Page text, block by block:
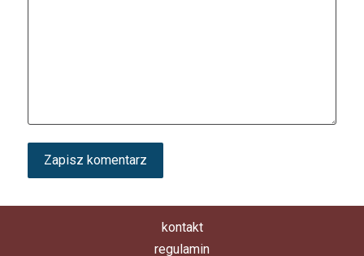
kontakt
regulamin